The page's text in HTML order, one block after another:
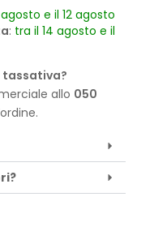
agosto e il 12 agosto
: tra il 14 agosto e il
tassativa?
allo 050